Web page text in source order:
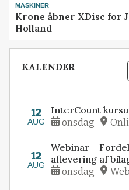
MASKINER
Krone åbner XDisc for
Holland
KALENDER
12
AUG
InterCount
onsdag
12
AUG
Webinar –
aflevering af
onsdag